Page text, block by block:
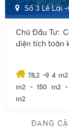
Số 3 Lê Lai
Chủ Đầu Tư:
diện tích toàn
78,2 -9 4 m2
m2 - 150 m2 -
m2
ĐANG